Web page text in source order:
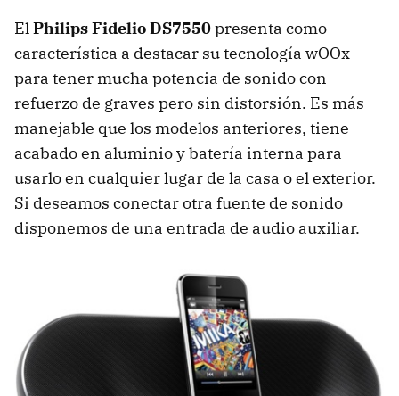
El Philips Fidelio DS7550presenta como
característica a destacar su tecnología wOOx
para tener mucha potencia de sonido con
refuerzo de graves pero sin distorsión. Es más
manejable que los modelos anteriores, tiene
acabado en aluminio y batería interna para
usarlo en cualquier lugar de la casa o el exterior.
Si deseamos conectar otra fuente de sonido
disponemos de una entrada de audio auxiliar.